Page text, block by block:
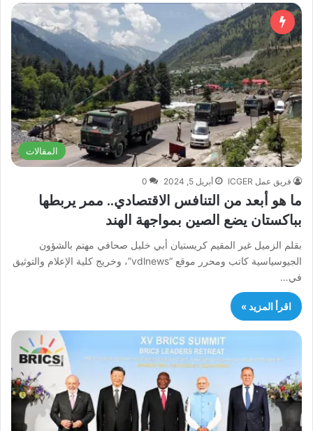
المقالات
فريق عمل ICGER أبريل 5, 2024 0
ما هو أبعد من التنافس الاقتصادي.. ممر يربطها
بباكستان يضع الصين بمواجهة الهند
بقلم الزميل غير المقيم كريستيان أبي خليل صحافي مهتم بالشؤون
الجيوسياسية كاتب ومحرر موقع “vdlnews”، وخريج كلية الإعلام والتوثيق
في…
اقرأ المزيد »